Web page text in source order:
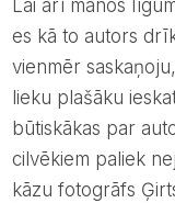
Lai arī manos līgumos jau šobrīd ir iekļauts punkts, ka
es kā to autors
vienmēr
lieku plašāku
būtiskākas par
cilvēkiem paliek
kāzu fotogrāfs